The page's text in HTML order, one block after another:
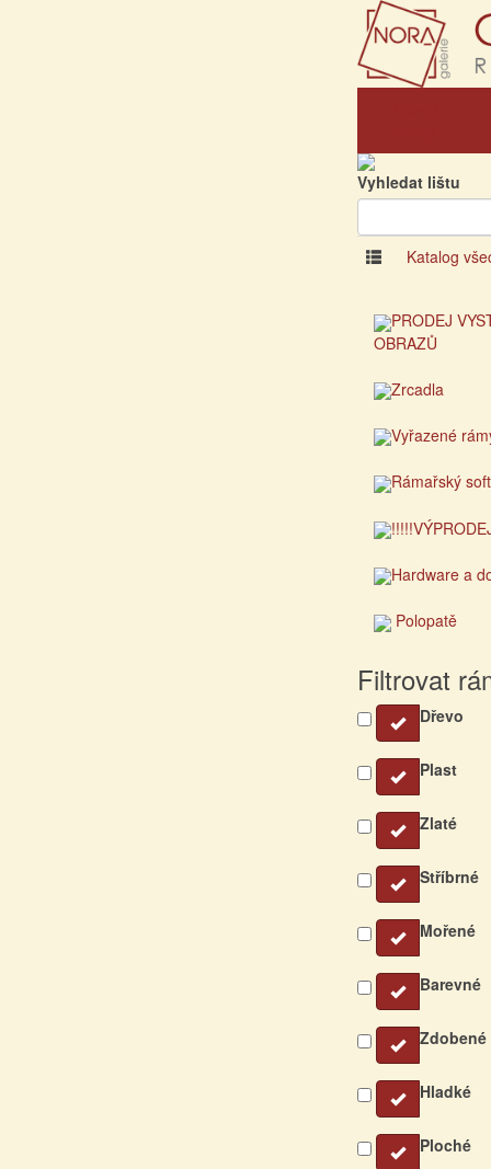
Vyhledat lištu
Katalog
PRODEJ
OBRAZŮ
Zrcadla
Vyřazené
Rámařský
Hardware a
Polopatě
Filtrovat
Dřevo
Plast
Zlaté
Stříbrné
Mořené
Barevné
Zdobené
Hladké
Ploché